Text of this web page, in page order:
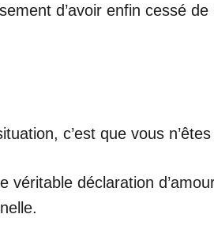
d’avoir enfin cessé
c’est que vous
déclaration